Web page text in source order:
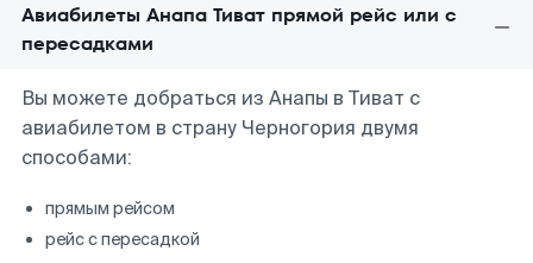
Авиабилеты Анапа Тиват прямой рейс или с
пересадками
Вы можете добраться из Анапы в Тиват с
авиабилетом в страну Черногория двумя
способами:
прямым рейсом
рейс с пересадкой